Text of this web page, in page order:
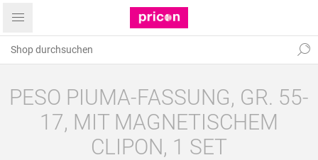
PESO PIUMA-FASSUNG, GR. 55-
17, MIT MAGNETISCHEM
CLIPON, 1 SET